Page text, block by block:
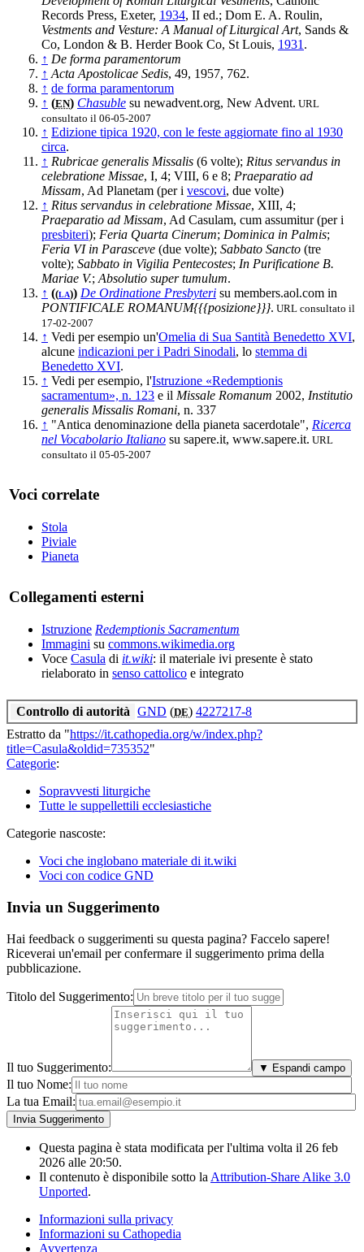
Records Press, Exeter, 1934, II ed.; Dom E. A. Roulin,
Vestments and Vesture: A Manual of Liturgical Art, Sands &
Co, London & B. Herder Book Co, St Louis, 1931 .
↑ De forma paramentorum
↑ Acta Apostolicae Sedis, 49, 1957, 762.
↑ de forma paramentorum
↑ (EN) Chasuble su newadvent.org, New Advent. URL
consultato il 06-05-2007
↑ Edizione tipica 1920, con le feste aggiornate fino al 1930
circa.
↑ Rubricae generalis Missalis (6 volte); Ritus servandus in
celebratione Missae, I, 4; VIII, 6 e 8; Praeparatio ad
Missam, Ad Planetam (per i vescovi, due volte)
↑ Ritus servandus in celebratione Missae, XIII, 4;
Praeparatio ad Missam, Ad Casulam, cum assumitur (per i
presbiteri); Feria Quarta Cinerum; Dominica in Palmis;
Feria VI in Parasceve (due volte); Sabbato Sancto (tre
volte); Sabbato in Vigilia Pentecostes; In Purificatione B.
Mariae V.; Absolutio super tumulum.
↑ ((LA)) De Ordinatione Presbyteri su members.aol.com in
PONTIFICALE ROMANUM{{{posizione}}}. URL consultato il
17-02-2007
↑ Vedi per esempio un'Omelia di Sua Santità Benedetto XVI,
alcune indicazioni per i Padri Sinodali, lo stemma di
Benedetto XVI.
↑ Vedi per esempio, l'Istruzione «Redemptionis
sacramentum», n. 123 e il Missale Romanum 2002, Institutio
generalis Missalis Romani, n. 337
↑ "Antica denominazione della pianeta sacerdotale", Ricerca
nel Vocabolario Italiano su sapere.it, www.sapere.it. URL
consultato il 05-05-2007
Voci correlate
Stola
Piviale
Pianeta
Collegamenti esterni
Istruzione Redemptionis Sacramentum
Immagini su commons.wikimedia.org
Voce Casula di it.wiki: il materiale ivi presente è stato
rielaborato in senso cattolico e integrato
Controllo di autorità GND (DE) 4227217-8
Estratto da "https://it.cathopedia.org/w/index.php?
title=Casula&oldid=735352"
Categorie:
Sopravvesti liturgiche
Tutte le suppellettili ecclesiastiche
Categorie nascoste:
Voci che inglobano materiale di it.wiki
Voci con codice GND
Invia un Suggerimento
Hai feedback o suggerimenti su questa pagina? Faccelo sapere!
Riceverai un'email per confermare il suggerimento prima della
pubblicazione.
Titolo del Suggerimento:
Il tuo Suggerimento: ▼ Espandi campo
Il tuo Nome:
La tua Email:
Questa pagina è stata modificata per l'ultima volta il 26 feb
2026 alle 20:50.
Il contenuto è disponibile sotto la Attribution-Share Alike 3.0
Unported.
Informazioni sulla privacy
Informazioni su Cathopedia
Avvertenza